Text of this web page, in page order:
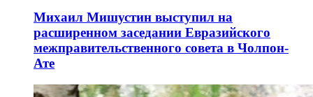
Михаил Мишустин выступил на
расширенном заседании Евразийского
межправительственного совета в Чолпон-
Ате